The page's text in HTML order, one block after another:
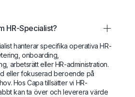
HR-Specialist?
hanterar specifika operativa HR-
onboarding,
arbetsrätt eller HR-administration.
eller fokuserad beroende på
Hos Capa tillsätter vi HR-
kan ta över och leverera värde